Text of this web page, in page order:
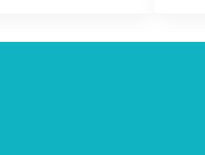
es möglich, à la
Speisekarte mit
sowie den
Gerichten zu